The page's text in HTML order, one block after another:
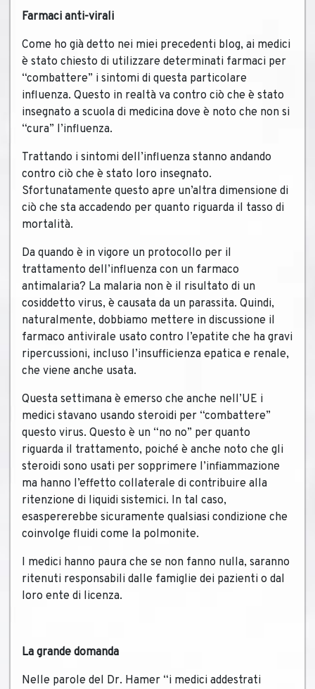
Farmaci anti-virali
Come ho già detto nei miei precedenti blog, ai medici
è stato chiesto di utilizzare determinati farmaci per
“combattere” i sintomi di questa particolare
influenza. Questo in realtà va contro ciò che è stato
insegnato a scuola di medicina dove è noto che non si
“cura” l’influenza.
Trattando i sintomi dell’influenza stanno andando
contro ciò che è stato loro insegnato.
Sfortunatamente questo apre un’altra dimensione di
ciò che sta accadendo per quanto riguarda il tasso di
mortalità.
Da quando è in vigore un protocollo per il
trattamento dell’influenza con un farmaco
antimalaria? La malaria non è il risultato di un
cosiddetto virus, è causata da un parassita. Quindi,
naturalmente, dobbiamo mettere in discussione il
farmaco antivirale usato contro l’epatite che ha gravi
ripercussioni, incluso l’insufficienza epatica e renale,
che viene anche usata.
Questa settimana è emerso che anche nell’UE i
medici stavano usando steroidi per “combattere”
questo virus. Questo è un “no no” per quanto
riguarda il trattamento, poiché è anche noto che gli
steroidi sono usati per sopprimere l’infiammazione
ma hanno l’effetto collaterale di contribuire alla
ritenzione di liquidi sistemici. In tal caso,
esaspererebbe sicuramente qualsiasi condizione che
coinvolge fluidi come la polmonite.
I medici hanno paura che se non fanno nulla, saranno
ritenuti responsabili dalle famiglie dei pazienti o dal
loro ente di licenza.
La grande domanda
Nelle parole del Dr. Hamer “i medici addestrati